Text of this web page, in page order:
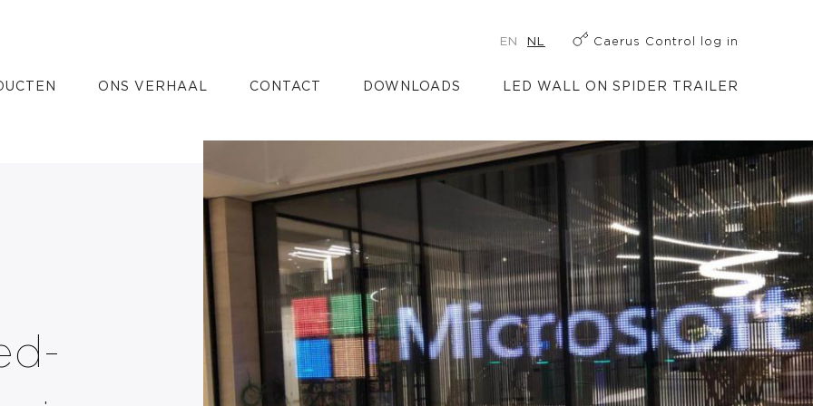
EN NL Caerus Control log in
ONS VERHAAL CONTACT DOWNLOADS LED WALL ON SPIDER TRAILER